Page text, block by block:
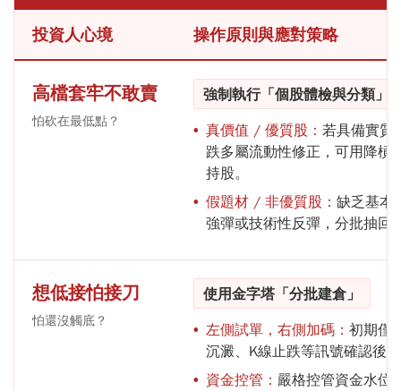
投資人心境 操作原則與應對策略
高檔套牢不敢賣
怕砍在最低點？
強制執行「個股體檢與分類」
真價值 / 優質股： 若具備實質
跌多屬流動性修正，可用降槓
持股。
假題材 / 非優質股： 缺乏基本
強彈或技術性反彈，分批抽回
想低接怕接刀
怕還沒觸底？
使用金字塔「分批建倉」
左側試單，右側加碼： 初期僅
沉澱、K線止跌等訊號確認後
資金控管： 嚴格控管資金水位